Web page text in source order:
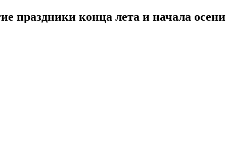
праздники конца лета и начала осени